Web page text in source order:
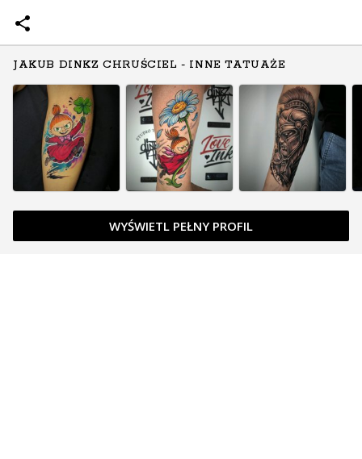
JAKUB DINKZ CHRUŚCIEL - INNE TATUAŻE
WYŚWIETL PEŁNY PROFIL